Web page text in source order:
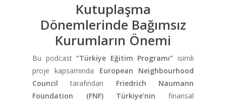
Kutuplaşma
Dönemlerinde Bağımsız
Kurumların Önemi
Bu podcast“Türkiye Eğitim Programı” isimli
proje kapsamında European Neighbourhood
Council tarafından Friedrich Naumann
Foundation (FNF) Türkiye’nin finansal